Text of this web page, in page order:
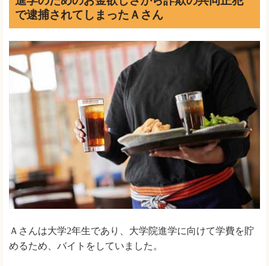
で逮捕されてしまったＡさん
Ａさんは大学2年生であり、大学院進学に向けて学費を貯
めるため、バイトをしていました。